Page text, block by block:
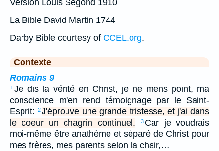
Version Louis Segond 1910
La Bible David Martin 1744
Darby Bible courtesy of CCEL.org.
Contexte
Romains 9
1 Je dis la vérité en Christ, je ne mens point, ma
conscience m'en rend témoignage par le Saint-
Esprit:
2 J'éprouve une grande tristesse, et j'ai dans
le coeur un chagrin continuel.
3 Car je voudrais
moi-même être anathème et séparé de Christ pour
mes frères, mes parents selon la chair,…